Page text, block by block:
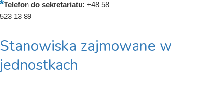
Telefon do sekretariatu: +48 58
523 13 89
Stanowiska zajmowane w
jednostkach